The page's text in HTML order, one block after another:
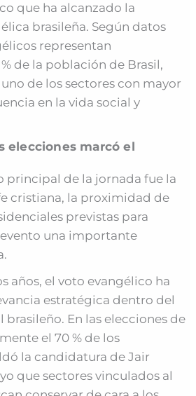
que ha alcanzado la
brasileña. Según datos
representan
de la población de Brasil,
de los sectores con mayor
en la vida social y
elecciones marcó el
principal de la jornada fue la
cristiana, la proximidad de
previstas para
una importante
años, el voto evangélico ha
estratégica dentro del
brasileño. En las elecciones de
el 70 % de los
la candidatura de Jair
que sectores vinculados al